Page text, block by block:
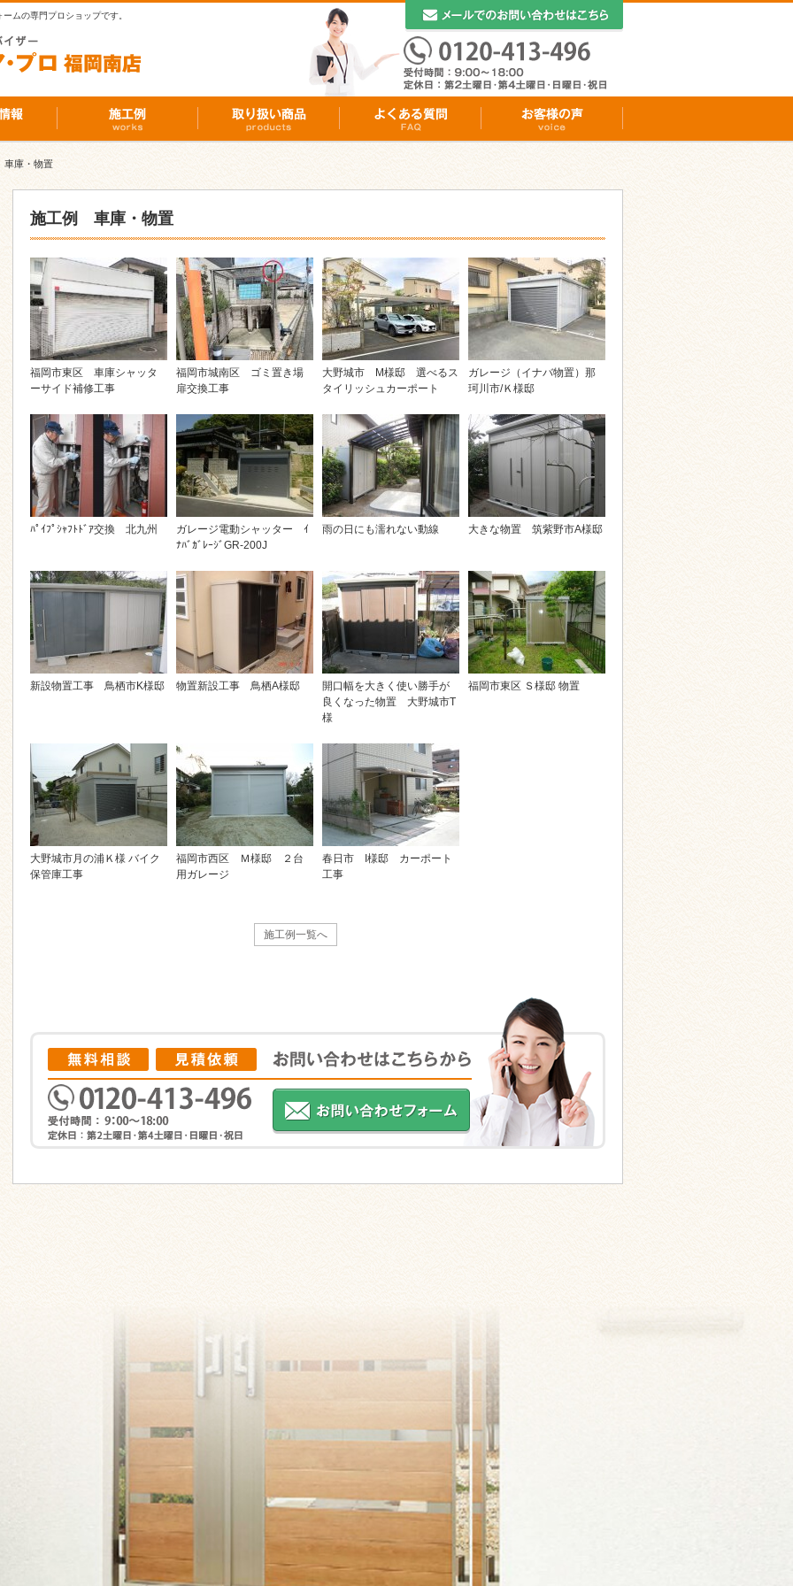
ムの専門プロショップです。
車庫・物置
施工例 車庫・物置
福岡市東区 車庫シャッタ
ーサイド補修工事
福岡市城南区 ゴミ置き場
扉交換工事
大野城市 M様邸 選べるス
タイリッシュカーポート
ガレージ（イナバ物置）那
珂川市/Ｋ様邸
ﾊﾟｲﾌﾟｼｬﾌﾄﾄﾞｱ交換 北九州
ガレージ電動シャッター ｲ
ﾅﾊﾞｶﾞﾚｰｼﾞGR-200J
雨の日にも濡れない動線 大きな物置 筑紫野市A様邸
新設物置工事 鳥栖市K様邸 物置新設工事 鳥栖A様邸
開口幅を大きく使い勝手が
良くなった物置 大野城市T
様
福岡市東区 Ｓ様邸 物置
大野城市月の浦Ｋ様 バイク
保管庫工事
福岡市西区 Ｍ様邸 ２台
用ガレージ
春日市 I様邸 カーポート
工事
施工例一覧へ